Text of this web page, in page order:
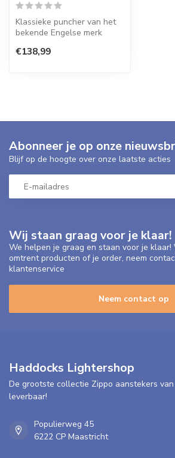
Klassieke puncher van het
bekende Engelse merk
€138,99
Wij staan graag voor je klaar!
We helpen je graag en staan voor je klaar!
omtrent producten of je order, neem
klantenservice
Neem contact op
Abonneer je op onze
Blijf op de hoogte over onze laatste acties
Haddocks Lightershop
De grootste collectie Zippo aanstekers
leverbaar!
Populierweg 45
6222 CP Maastricht